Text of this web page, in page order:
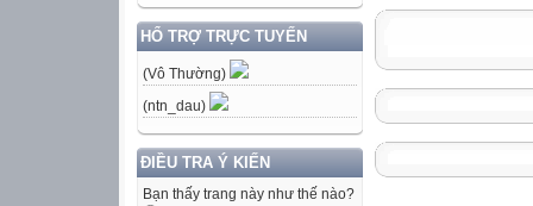
HỔ TRỢ TRỰC TUYẾN
(Vô Thường)
(ntn_dau)
ĐIỀU TRA Ý KIẾN
Bạn thấy trang này như thế nào?